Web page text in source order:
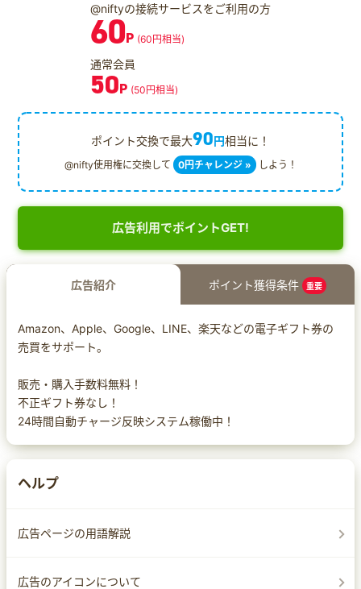
@niftyの接続サービスをご利用の方
60P (60円相当)
通常会員
50P (50円相当)
ポイント交換で最大90円相当に！
@nifty使用権に交換して 0円チャレンジ » しよう！
広告利用でポイントGET!
広告紹介 ポイント獲得条件 重要
Amazon、Apple、Google、LINE、楽天などの電子ギフト券の
売買をサポート。
販売・購入手数料無料！
不正ギフト券なし！
24時間自動チャージ反映システム稼働中！
ヘルプ
広告ページの用語解説
広告のアイコンについて